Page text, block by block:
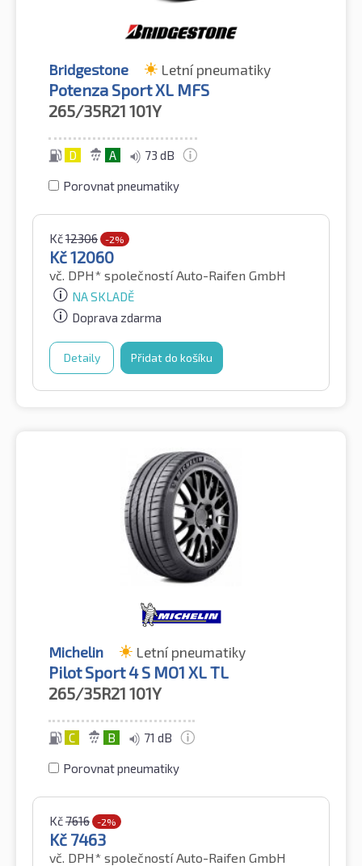
Bridgestone Letní pneumatiky
Potenza Sport XL MFS
265/35R21 101Y
D A 73 dB
Porovnat pneumatiky
Kč12306 -2%
Kč12060
vč. DPH* společností Auto-Raifen GmbH
NA SKLADĚ
Doprava zdarma
Detaily Přidat do košíku
Michelin Letní pneumatiky
Pilot Sport 4 S MO1 XL TL
265/35R21 101Y
C B 71 dB
Porovnat pneumatiky
Kč7616 -2%
Kč 7463
vč. DPH* společností Auto-Raifen GmbH